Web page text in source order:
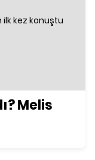
Melis